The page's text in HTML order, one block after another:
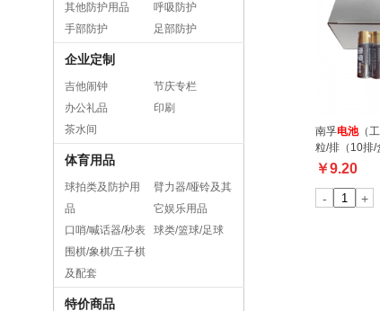
其他防护用品
呼吸防护
手部防护
足部防护
企业定制
吉他闹钟
节庆专栏
办公礼品
印刷
茶水间
体育用品
球拍类及防护用
品
臂力器/哑铃及其
它娱乐用品
口哨/喊话器/秒表
球类/篮球/足球
围棋/象棋/五子棋
及配套
特价商品
南孚电池（工
粒/排（10排/
￥9.20
- +